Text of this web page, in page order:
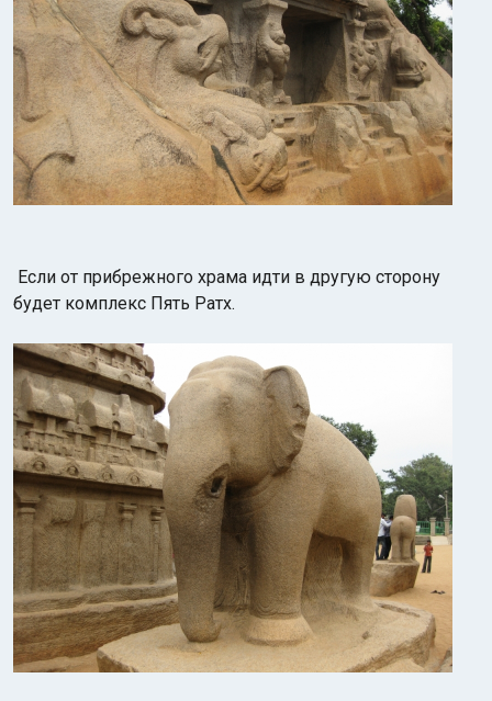
Если от прибрежного храма идти в другую сторону
будет комплекс Пять Ратх.